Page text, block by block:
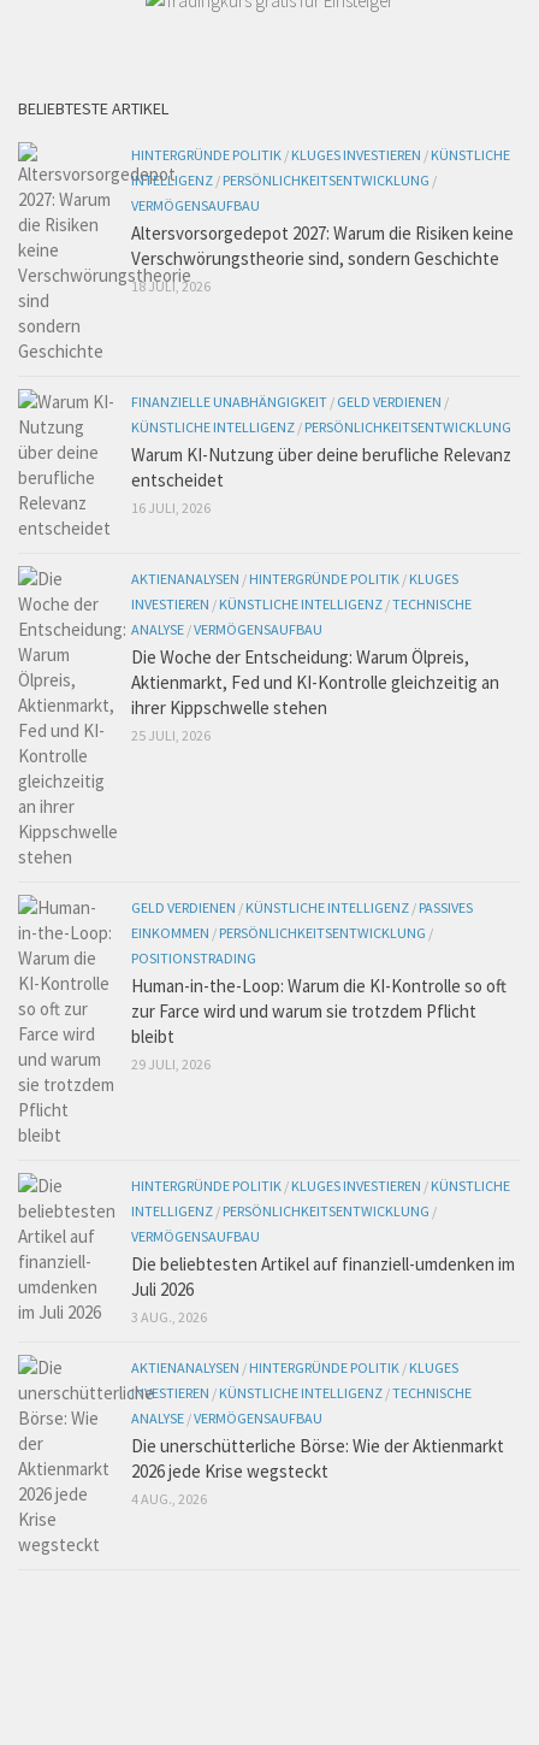
BELIEBTESTE ARTIKEL
HINTERGRÜNDE POLITIK / KLUGES INVESTIEREN / KÜNSTLICHE
INTELLIGENZ / PERSÖNLICHKEITSENTWICKLUNG /
VERMÖGENSAUFBAU
Altersvorsorgedepot 2027: Warum die Risiken keine
Verschwörungstheorie sind, sondern Geschichte
18 JULI, 2026
FINANZIELLE UNABHÄNGIGKEIT / GELD VERDIENEN /
KÜNSTLICHE INTELLIGENZ / PERSÖNLICHKEITSENTWICKLUNG
Warum KI-Nutzung über deine berufliche Relevanz
entscheidet
16 JULI, 2026
AKTIENANALYSEN / HINTERGRÜNDE POLITIK / KLUGES
INVESTIEREN / KÜNSTLICHE INTELLIGENZ /TECHNISCHE
ANALYSE /VERMÖGENSAUFBAU
Die Woche der Entscheidung: Warum Ölpreis,
Aktienmarkt, Fed und KI-Kontrolle gleichzeitig an
ihrer Kippschwelle stehen
25 JULI, 2026
GELD VERDIENEN / KÜNSTLICHE INTELLIGENZ / PASSIVES
EINKOMMEN / PERSÖNLICHKEITSENTWICKLUNG /
POSITIONSTRADING
Human-in-the-Loop: Warum die KI-Kontrolle so oft
zur Farce wird und warum sie trotzdem Pflicht
bleibt
29 JULI, 2026
HINTERGRÜNDE POLITIK / KLUGES INVESTIEREN / KÜNSTLICHE
INTELLIGENZ / PERSÖNLICHKEITSENTWICKLUNG /
VERMÖGENSAUFBAU
Die beliebtesten Artikel auf finanziell-umdenken im
Juli 2026
3 AUG., 2026
AKTIENANALYSEN / HINTERGRÜNDE POLITIK / KLUGES
INVESTIEREN / KÜNSTLICHE INTELLIGENZ /TECHNISCHE
ANALYSE /VERMÖGENSAUFBAU
Die unerschütterliche Börse: Wie der Aktienmarkt
2026 jede Krise wegsteckt
4 AUG., 2026